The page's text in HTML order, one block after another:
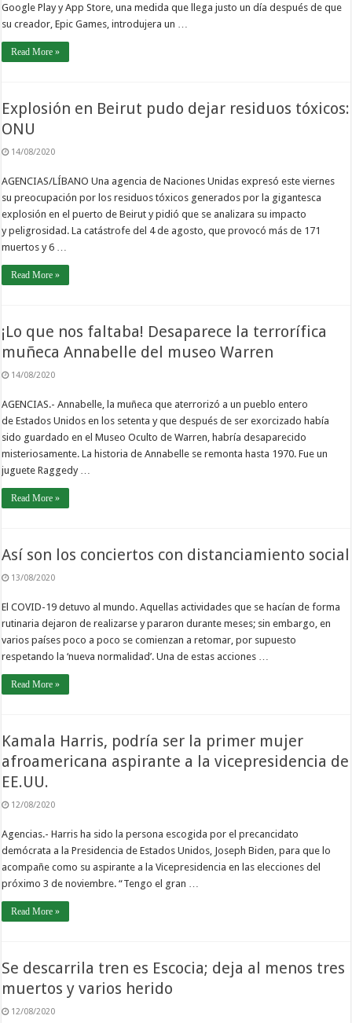
Google Play y App Store, una medida que llega justo un día después de que
su creador, Epic Games, introdujera un …
Read More »
Explosión en Beirut pudo dejar residuos tóxicos:
ONU
14/08/2020
AGENCIAS/LÍBANO Una agencia de Naciones Unidas expresó este viernes
su preocupación por los residuos tóxicos generados por la gigantesca
explosión en el puerto de Beirut y pidió que se analizara su impacto
y peligrosidad. La catástrofe del 4 de agosto, que provocó más de 171
muertos y 6 …
Read More »
¡Lo que nos faltaba! Desaparece la terrorífica
muñeca Annabelle del museo Warren
14/08/2020
AGENCIAS.- Annabelle, la muñeca que aterrorizó a un pueblo entero
de Estados Unidos en los setenta y que después de ser exorcizado había
sido guardado en el Museo Oculto de Warren, habría desaparecido
misteriosamente. La historia de Annabelle se remonta hasta 1970. Fue un
juguete Raggedy …
Read More »
Así son los conciertos con distanciamiento social
13/08/2020
El COVID-19 detuvo al mundo. Aquellas actividades que se hacían de forma
rutinaria dejaron de realizarse y pararon durante meses; sin embargo, en
varios países poco a poco se comienzan a retomar, por supuesto
respetando la ‘nueva normalidad’. Una de estas acciones …
Read More »
Kamala Harris, podría ser la primer mujer
afroamericana aspirante a la vicepresidencia de
EE.UU.
12/08/2020
Agencias.- Harris ha sido la persona escogida por el precancidato
demócrata a la Presidencia de Estados Unidos, Joseph Biden, para que lo
acompañe como su aspirante a la Vicepresidencia en las elecciones del
próximo 3 de noviembre. “Tengo el gran …
Read More »
Se descarrila tren es Escocia; deja al menos tres
muertos y varios herido
12/08/2020